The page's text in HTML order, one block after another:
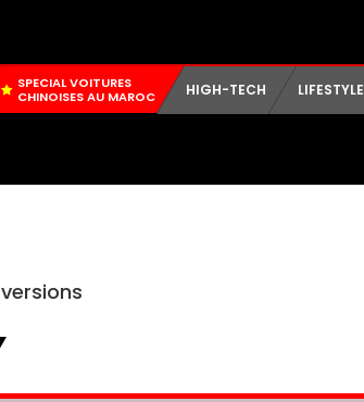
SPECIAL VOITURES
CHINOISES AU MAROC
HIGH-TECH LIFESTYLE
versions